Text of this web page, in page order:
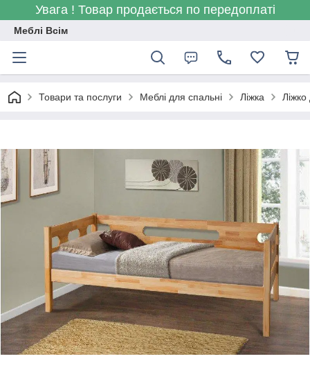
Увага ! Товар продається по передоплаті
Меблі Всім
Товари та послуги Меблі для спальні Ліжка